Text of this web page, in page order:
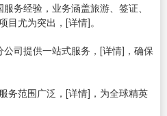
服务经验，业务涵盖旅游、签证、
目尤为突出，[详情]。
司提供一站式服务，[详情]，确保
务范围广泛，[详情]，为全球精英